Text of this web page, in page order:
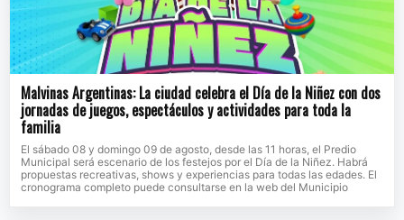
Malvinas Argentinas: La ciudad celebra el Día de la Niñez con dos
jornadas de juegos, espectáculos y actividades para toda la
familia
El sábado 08 y domingo 09 de agosto, desde las 11 horas, el Predio
Municipal será escenario de los festejos por el Día de la Niñez. Habrá
propuestas recreativas, shows y experiencias para todas las edades. El
cronograma completo puede consultarse en la web del Municipio